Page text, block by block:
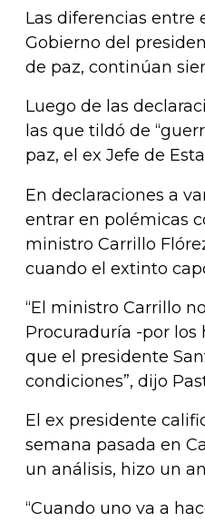
Las diferencias entre
Gobierno del
de paz, continúan
Luego de las
las que tildó de
paz, el ex Jefe de
En declaraciones a
entrar en polémicas
ministro Carrillo
cuando el extinto
“El ministro Carrillo
Procuraduría -por los
que el presidente
condiciones”, dijo
El ex presidente
semana pasada en
un análisis, hizo un
“Cuando uno va a